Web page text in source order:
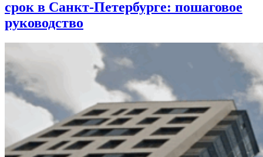
срок в Санкт-Петербурге: пошаговое
руководство